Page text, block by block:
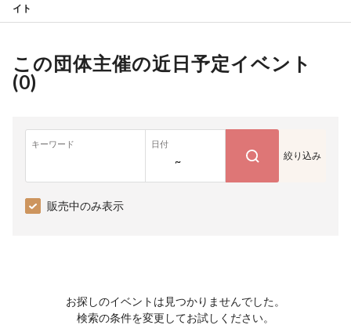
イト
この団体主催の近日予定イベント
(0)
キーワード 日付
~ 絞り込み
販売中のみ表示
お探しのイベントは見つかりませんでした。
検索の条件を変更してお試しください。